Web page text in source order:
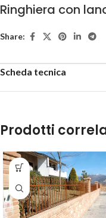
Ringhiera con
Share:
Scheda tecnica
Prodotti